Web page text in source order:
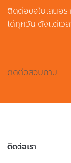
ติดต่อขอใบเสนอร
ได้ทุกวัน ตั้งแต่เว
ติดต่อสอบถาม
ติดต่อเรา